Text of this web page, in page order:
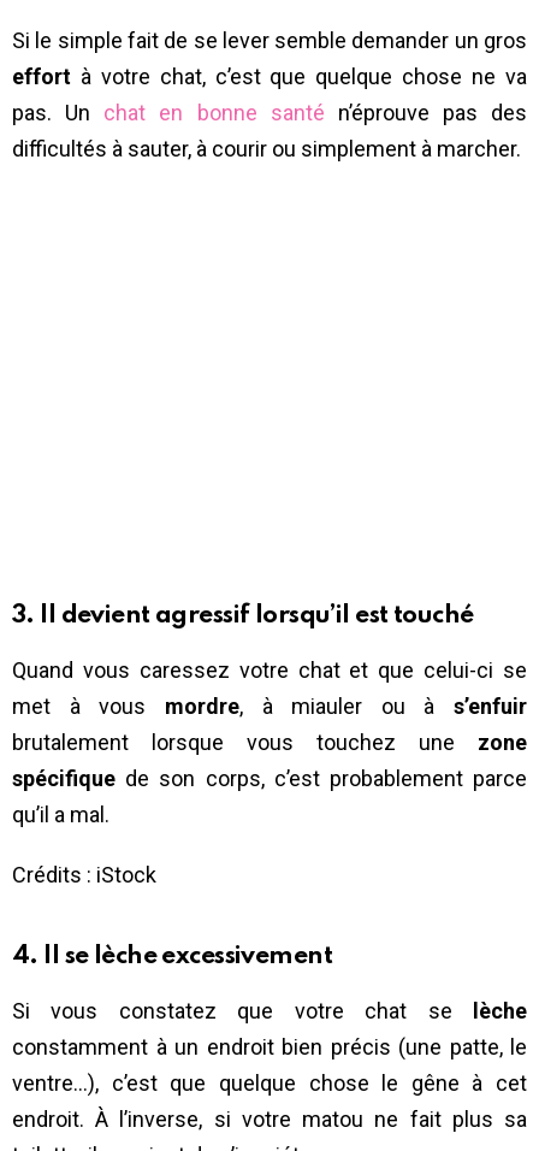
Si le simple fait de se lever semble demander un gros
effort à votre chat, c’est que quelque chose ne va
pas. Un chat en bonne santé n’éprouve pas des
difficultés à sauter, à courir ou simplement à marcher.
3. Il devient agressif lorsqu’il est touché
Quand vous caressez votre chat et que celui-ci se
met à vous mordre, à miauler ou à s’enfuir
brutalement lorsque vous touchez une zone
spécifique de son corps, c’est probablement parce
qu’il a mal.
Crédits : iStock
4. Il se lèche excessivement
Si vous constatez que votre chat se lèche
constamment à un endroit bien précis (une patte, le
ventre…), c’est que quelque chose le gêne à cet
endroit. À l’inverse, si votre matou ne fait plus sa